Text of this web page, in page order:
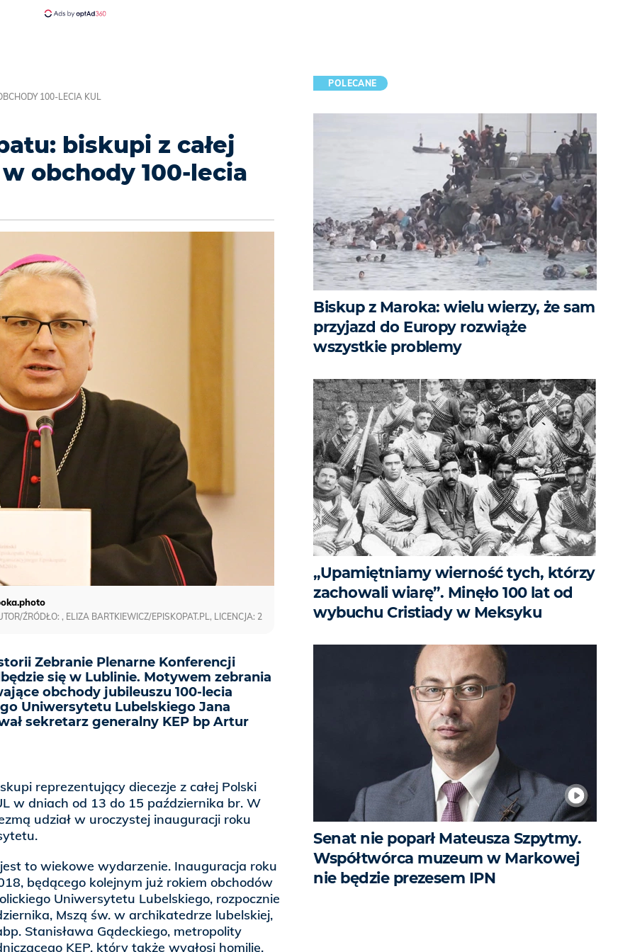
100-LECIA KUL
biskupi z całej
obchody 100-lecia
Zebranie Plenarne Konferencji
się w Lublinie. Motywem zebrania
obchody jubileuszu 100-lecia
Uniwersytetu Lubelskiego Jana
sekretarz generalny KEP bp Artur
ŹRÓDŁO: , ELIZA BARTKIEWICZ/EPISKOPAT.PL, LICENCJA: 2
reprezentujący diecezje z całej Polski
w dniach od 13 do 15 października br. W
udział w uroczystej inauguracji roku
to wiekowe wydarzenie. Inauguracja roku
będącego kolejnym już rokiem obchodów
Uniwersytetu Lubelskiego, rozpocznie
Mszą św. w archikatedrze lubelskiej,
Stanisława Gądeckiego, metropolity
KEP, który także wygłosi homilię.
POLECANE
Biskup z Maroka: wielu wierzy, że sam
przyjazd do Europy rozwiąże
wszystkie problemy
„Upamiętniamy wierność tych, którzy
zachowali wiarę”. Minęło 100 lat od
wybuchu Cristiady w Meksyku
Senat nie poparł Mateusza Szpytmy.
Współtwórca muzeum w Markowej
nie będzie prezesem IPN